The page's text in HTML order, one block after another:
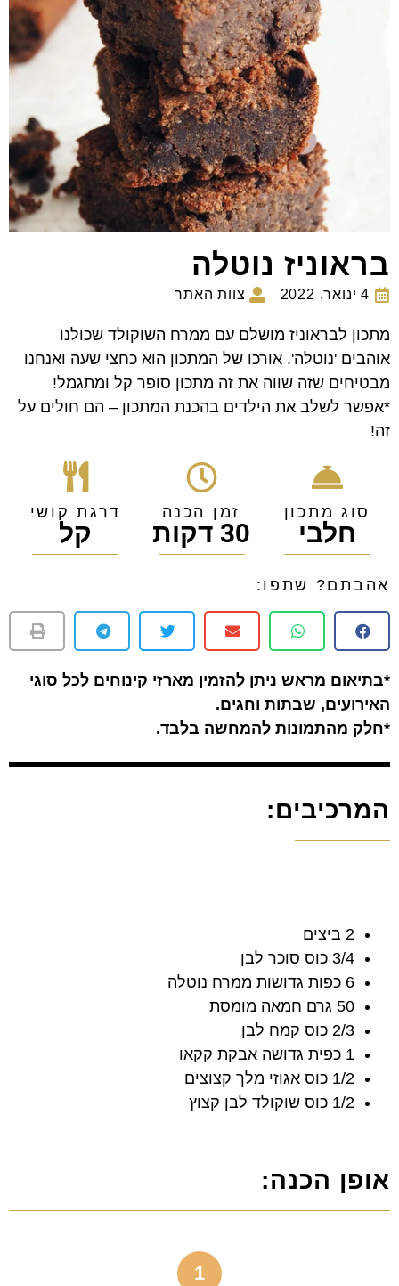
בראוניז נוטלה
4 ינואר, 2022 צוות האתר
מתכון לבראוניז מושלם עם ממרח השוקולד שכולנו
אוהבים 'נוטלה'. אורכו של המתכון הוא כחצי שעה ואנחנו
מבטיחים שזה שווה את זה מתכון סופר קל ומתגמל!
*אפשר לשלב את הילדים בהכנת המתכון – הם חולים על
זה!
סוג מתכון
חלבי
זמן הכנה
30 דקות
דרגת קושי
קל
אהבתם? שתפו:
*בתיאום מראש ניתן להזמין מארזי קינוחים לכל סוגי
האירועים, שבתות וחגים.
*חלק מהתמונות להמחשה בלבד.
המרכיבים:
2 ביצים
3/4 כוס סוכר לבן
6 כפות גדושות ממרח נוטלה
50 גרם חמאה מומסת
2/3 כוס קמח לבן
1 כפית גדושה אבקת קקאו
1/2 כוס אגוזי מלך קצוצים
1/2 כוס שוקולד לבן קצוץ
אופן הכנה:
1